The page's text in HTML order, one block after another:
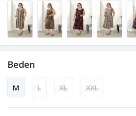
Beden
M L XL XXL